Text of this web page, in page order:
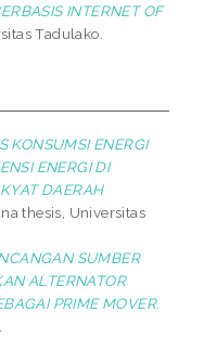
INTERNET OF
Tadulako.
KONSUMSI ENERGI
ENERGI DI
DAERAH
thesis, Universitas
SUMBER
ALTERNATOR
PRIME MOVER.